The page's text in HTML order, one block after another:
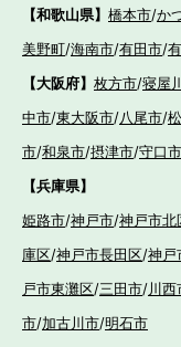
【和歌山県】 橋本市/か
美野町/海南市/有田市/
【大阪府】 枚方市/寝屋
中市/東大阪市/八尾市/
市/和泉市/摂津市/守口市
【兵庫県】
姫路市/神戸市/神戸市北
庫区/神戸市長田区/神戸
戸市東灘区/三田市/川西
市/加古川市/明石市